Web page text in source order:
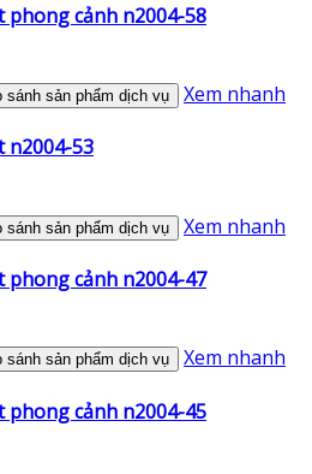
phong cảnh n2004-58
sánh sản phẩm dịch vụ Xem nhanh
n2004-53
sánh sản phẩm dịch vụ Xem nhanh
phong cảnh n2004-47
sánh sản phẩm dịch vụ Xem nhanh
phong cảnh n2004-45